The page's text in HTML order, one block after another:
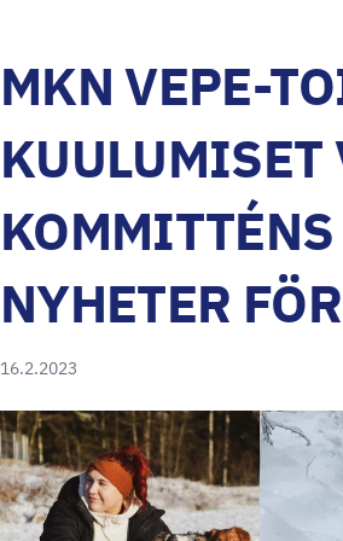
MKN VEPE-
KUULUMISET
NYHETER
16.2.2023